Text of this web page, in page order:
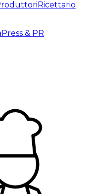
Ricettario
Press & PR